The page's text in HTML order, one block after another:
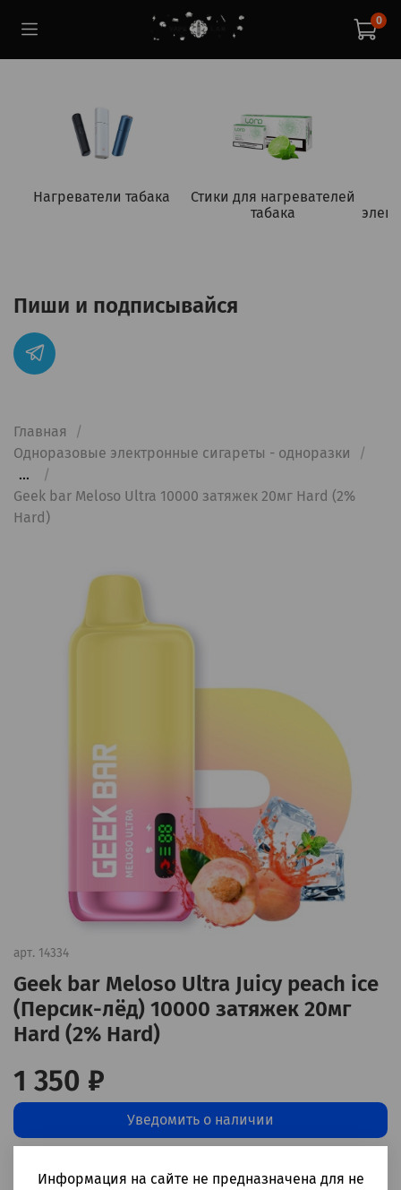
0
Нагреватели табака
Стики для нагревателей
табака
Главная
Одноразовые электронные сигареты - одноразки
...
Geek bar Meloso Ultra 10000 затяжек 20мг Hard (2%
Hard)
арт. 14334
Geek bar Meloso Ultra Juicy peach ice
(Персик-лёд) 10000 затяжек 20мг
Hard (2% Hard)
1 350 ₽
Уведомить о наличии
Пиши и подписывайся
Информация на сайте не предназначена для не